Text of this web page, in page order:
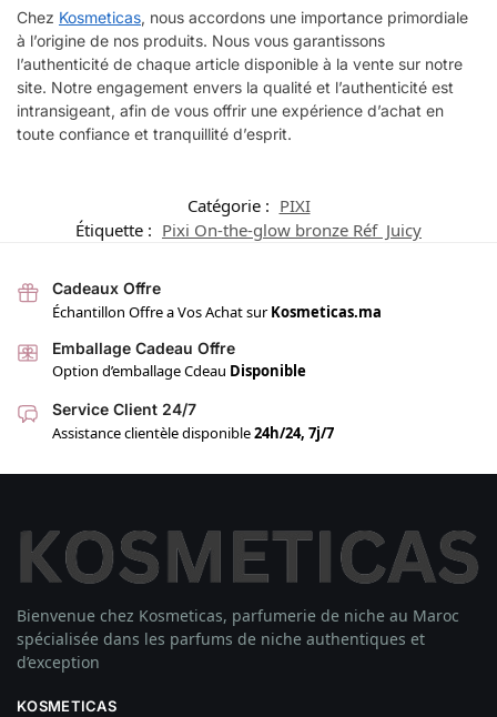
Chez Kosmeticas, nous accordons une importance primordiale
à l’origine de nos produits. Nous vous garantissons
l’authenticité de chaque article disponible à la vente sur notre
site. Notre engagement envers la qualité et l’authenticité est
intransigeant, afin de vous offrir une expérience d’achat en
toute confiance et tranquillité d’esprit.
Catégorie : PIXI
Étiquette : Pixi On-the-glow bronze Réf Juicy
Cadeaux Offre
Échantillon Offre a Vos Achat surKosmeticas.ma
Emballage Cadeau Offre
Option d’emballage Cdeau Disponible
Service Client 24/7
Assistance clientèle disponible24h/24, 7j/7
Bienvenue chez Kosmeticas, parfumerie de niche au Maroc
spécialisée dans les parfums de niche authentiques et
d’exception
KOSMETICAS